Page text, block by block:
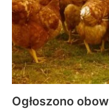
Ogłoszono